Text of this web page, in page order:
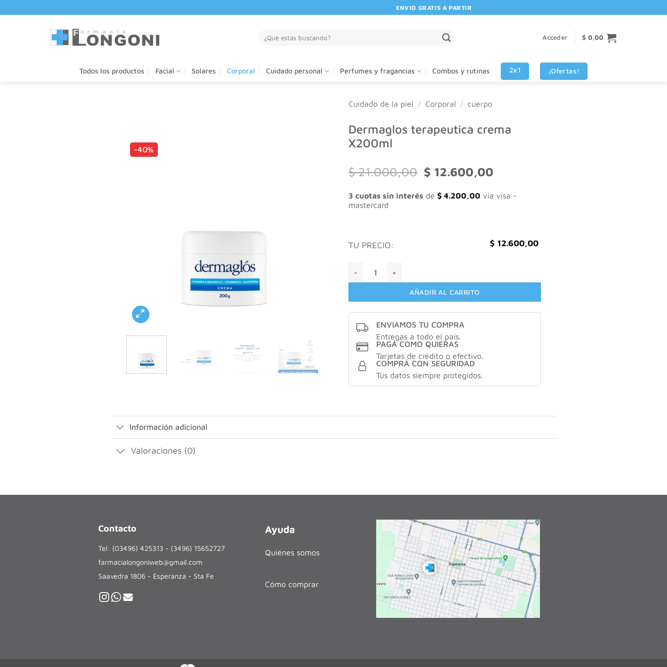
al
ENVIO GRATIS A PARTIR DE $80.000! 🚚 | 💳 3 CUOTAS SIN INTERES VISA - MASTERCARD
por:
Acceder $ 0,00
Todos los productos Facial Solares Corporal Cuidado personal Perfumes y fragancias Combos y rutinas 2x1 ¡Ofertas!
-40%
Cuidado de la piel / Corporal / cuerpo
Dermaglos terapeutica crema
X200ml
$21.000,00 El
precio
original
era:
$ 12.600,00
actual
es:
3 cuotas sin interés de $ 4.200,00 vía visa -
mastercard
TU PRECIO: $ 12.600,00
AÑADIR AL CARRITO
ENVIAMOS TU COMPRA
Entregas a todo el país.
PAGÁ COMO QUIERAS
Tarjetas de crédito o efectivo.
COMPRÁ CON SEGURIDAD
Tus datos siempre protegidos.
Información adicional
Valoraciones (0)
Contacto
Tel: (03496) 425313 - (3496) 15652727
farmacialongoniweb@gmail.com
Saavedra 1806 - Esperanza - Sta Fe
Ayuda
Quiénes somos
Cómo comprar